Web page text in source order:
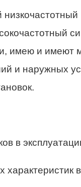
имею и имеют
и наружных
в
характеристик